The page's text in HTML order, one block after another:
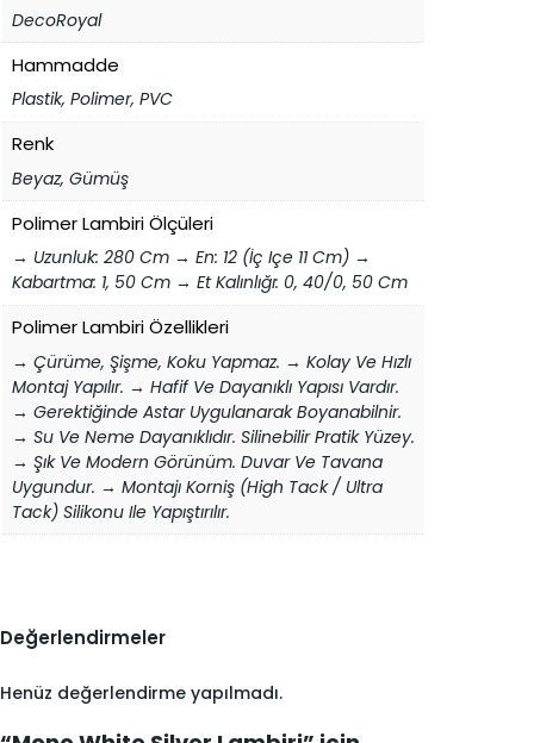
DecoRoyal
Hammadde
Plastik, Polimer, PVC
Renk
Beyaz, Gümüş
Polimer Lambiri Ölçüleri
→ Uzunluk: 280 Cm → En: 12 (İç Içe 11 Cm) →
Kabartma: 1, 50 Cm → Et Kalınlığı: 0, 40/0, 50 Cm
Polimer Lambiri Özellikleri
→ Çürüme, Şişme, Koku Yapmaz. → Kolay Ve Hızlı
Montaj Yapılır. → Hafif Ve Dayanıklı Yapısı Vardır.
→ Gerektiğinde Astar Uygulanarak Boyanabilnir.
→ Su Ve Neme Dayanıklıdır. Silinebilir Pratik Yüzey.
→ Şık Ve Modern Görünüm. Duvar Ve Tavana
Uygundur. → Montajı Korniş (high Tack / Ultra
Tack) Silikonu Ile Yapıştırılır.
Değerlendirmeler
Henüz değerlendirme yapılmadı.